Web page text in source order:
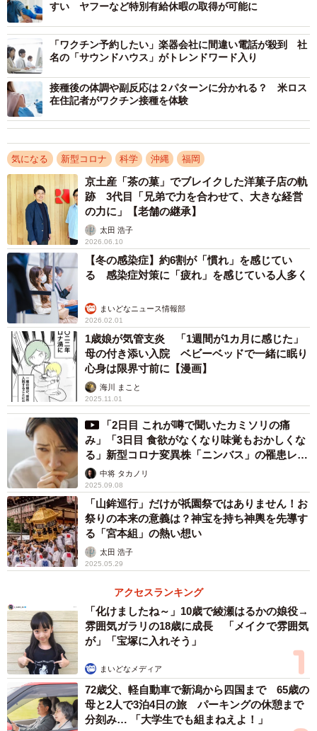
ワクチンが十分供給されることが大事
――「適切な操作」とは？
釜萢 「コミナティの場合、バイアルを開封した後、バイア
ルに針を刺す回数が多いのです。インフルエンザワクチン
の場合は基本的に2回刺せば終わりですが、コミナティは5
～6回刺します。無菌的に行われますが、針を刺す回数が多
いとバイアルの中に雑菌が入るリスクが高まります。しか
し、無菌的に、つまり適切に操作していれば、そのことに
よって何か問題が生ずることはありません」
――適切な操作で接種したのであれば、善意のワクチンだ
ったということになりませんか。
釜萢 「当時はワクチンの供給量が少なく、不安定だったの
で、ひとりでも多くの人に接種して、ワクチンを有効に使
いたいということだったのではないでしょうか。ワクチン
が十分に供給されれば、余った液を使う必要はありませ
ん。無理に寄せ集めなくても済むだけのワクチンが供給さ
れるということが大事なのです。国の備蓄量も増えてきま
したので、もう間もなくそういう状況ではなくなります。6
回分引ける注射針とシリンジも供給されます」
――神戸市でワクチン960回分を常温で保管したため廃棄し
たとか、奈良県五條市では接種済みの注射針を使用するな
ど、現場の混乱も見られますね。
釜萢 「容器の中に残ったワクチンを集めて使用するとなる
と、非常に手間がかかります。混乱している会場でそのよ
うなことをするというのは、医療従事者にとって大きな負
担になります。十分なワクチンが供給されたら、バイアル
の中に残った液を集める必要はないのです。現場の問題は
徐々になれることで少なくなっていくと思います」
すい ヤフーなど特別有給休暇の取得が可能に
「ワクチン予約したい」楽器会社に間違い電話が殺到 社
名の「サウンドハウス」がトレンドワード入り
接種後の体調や副反応は２パターンに分かれる？ 米ロス
在住記者がワクチン接種を体験
気になる 新型コロナ 科学 沖縄 福岡
京土産「茶の菓」でブレイクした洋菓子店の軌
跡 3代目「兄弟で力を合わせて、大きな経営
の力に」【老舗の継承】
太田 浩子
2026.06.10
【冬の感染症】約6割が「慣れ」を感じてい
る 感染症対策に「疲れ」を感じている人多く
まいどなニュース情報部
2026.02.01
1歳娘が気管支炎 「1週間が1カ月に感じた」
母の付き添い入院 ベビーベッドで一緒に眠り
心身は限界寸前に【漫画】
海川 まこと
2025.11.01
「2日目 これが噂で聞いたカミソリの痛
み」「3日目 食欲がなくなり味覚もおかしくな
る」新型コロナ変異株「ニンバス」の罹患レポ
ートが話題
中将 タカノリ
2025.09.08
「山鉾巡行」だけが祇園祭ではありません！お
祭りの本来の意義は？神宝を持ち神輿を先導す
る「宮本組」の熱い想い
太田 浩子
2025.05.29
アクセスランキング
「化けましたね～」10歳で綾瀬はるかの娘役→
雰囲気ガラリの18歳に成長 「メイクで雰囲気
が」「宝塚に入れそう」
まいどなメディア
72歳父、軽自動車で新潟から四国まで 65歳の
母と2人で3泊4日の旅 パーキングの休憩まで
分刻み… 「大学生でも組まねえよ！」